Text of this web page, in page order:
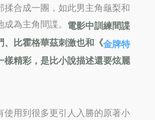
揉合成一團，如此男主角龜梨和
為主角間諜。 電影中訓練間諜
、比霍格華茲刺激也和《金牌特
樣精彩，是比小說描述還要炫麗
使用到很多更引人入勝的原著小